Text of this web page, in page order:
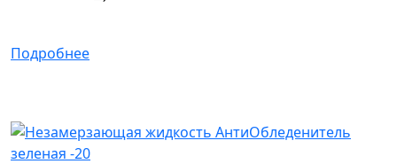
Подробнее